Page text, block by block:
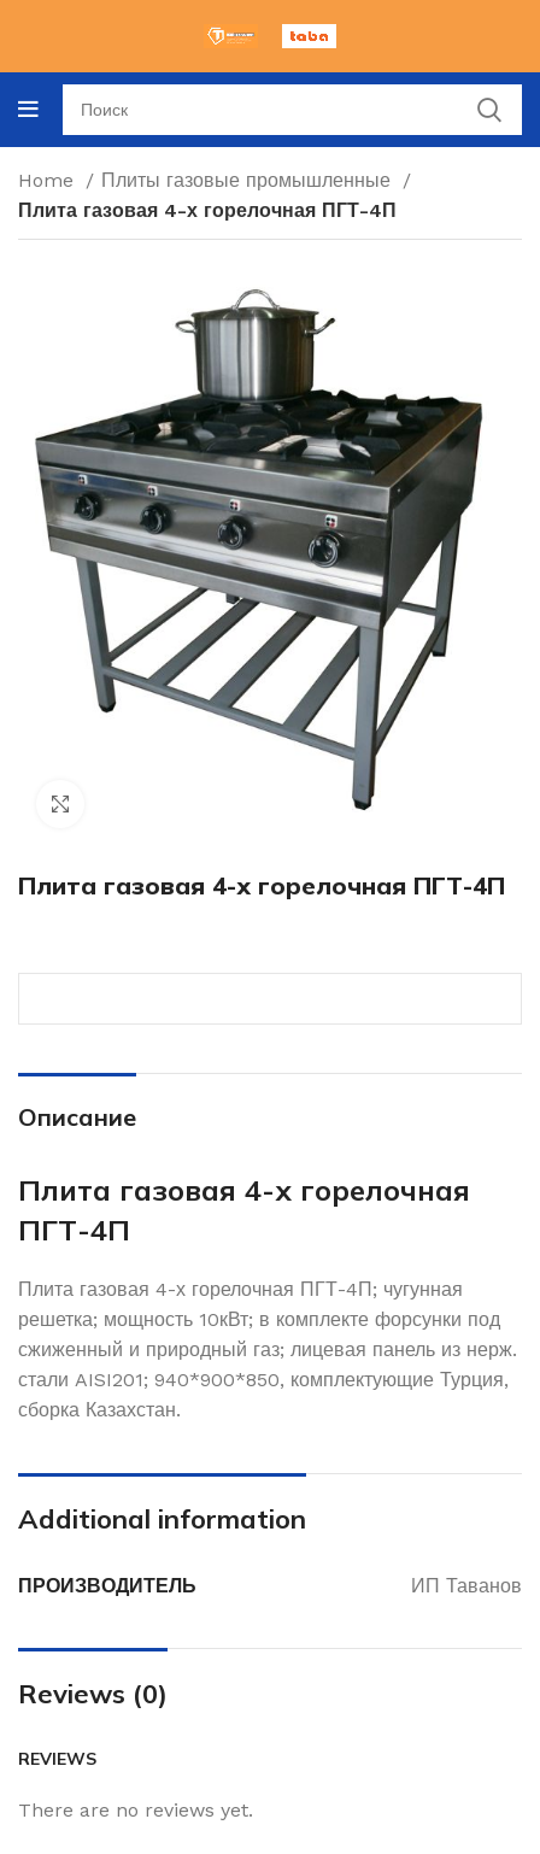
Home
Плиты газовые промышленные
Плита газовая 4-х горелочная ПГТ-4П
Плита газовая 4-х горелочная ПГТ-4П
Описание
Плита газовая 4-х горелочная
ПГТ-4П
Плита газовая 4-х горелочная ПГТ-4П; чугунная
решетка; мощность 10кВт; в комплекте форсунки под
сжиженный и природный газ; лицевая панель из нерж.
стали AISI201; 940*900*850, комплектующие Турция,
сборка Казахстан.
Additional information
ПРОИЗВОДИТЕЛЬ ИП Таванов
Reviews (0)
REVIEWS
There are no reviews yet.